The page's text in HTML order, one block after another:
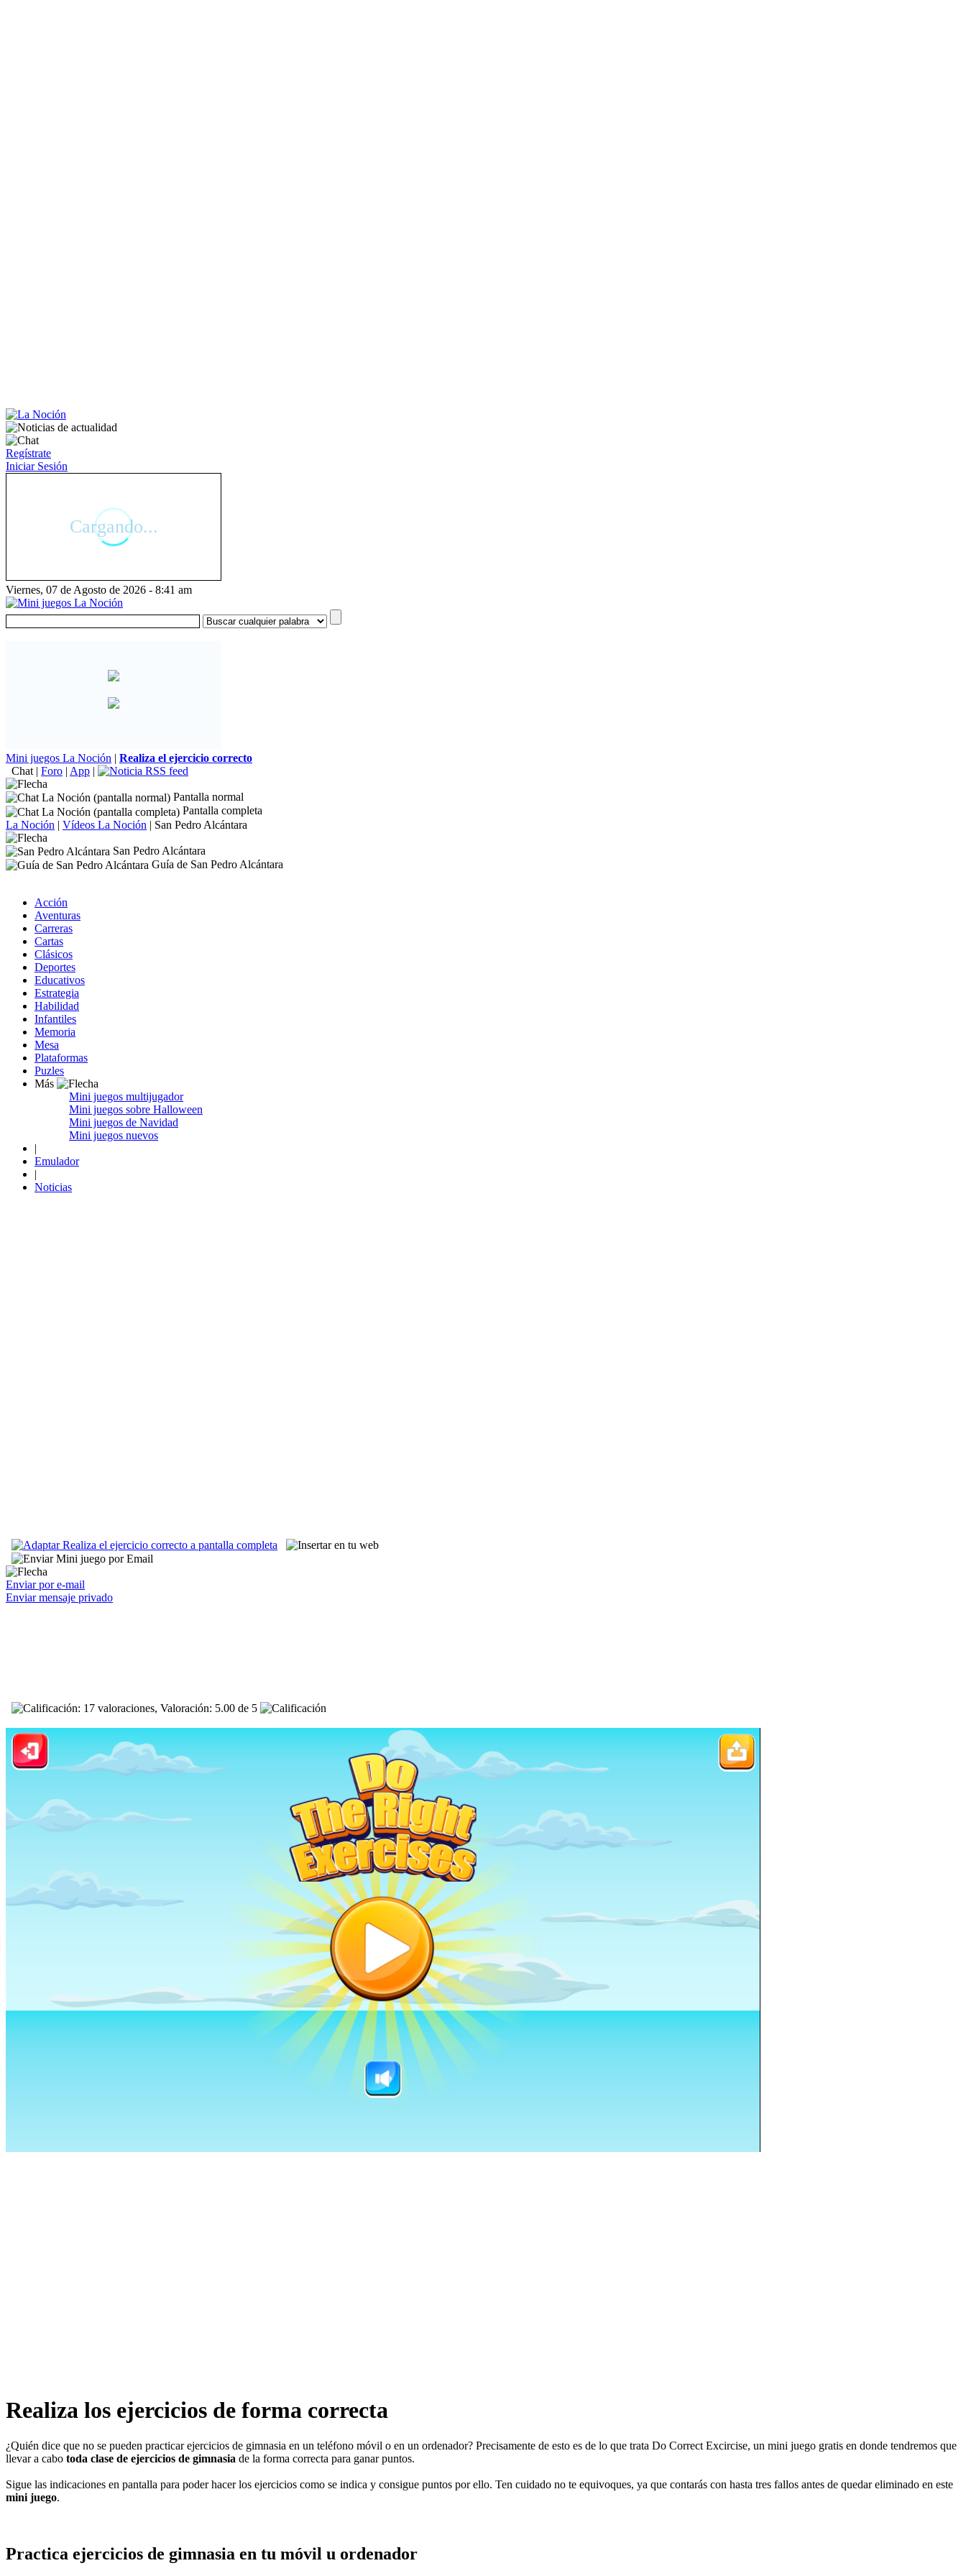
Regístrate
Iniciar Sesión
Viernes, 07 de Agosto de 2026 - 8:41 am
Mini juegos La Noción | Realiza el ejercicio correcto
Chat | Foro | App |
Pantalla normal
Pantalla completa
La Noción | Vídeos La Noción | San Pedro Alcántara
San Pedro Alcántara
Guía de San Pedro Alcántara
Acción
Aventuras
Carreras
Cartas
Clásicos
Deportes
Educativos
Estrategia
Habilidad
Infantiles
Memoria
Mesa
Plataformas
Puzles
Más
Mini juegos multijugador
Mini juegos sobre Halloween
Mini juegos de Navidad
Mini juegos nuevos
|
Emulador
|
Noticias
Enviar por e-mail
Enviar mensaje privado
Realiza los ejercicios de forma correcta
¿Quién dice que no se pueden practicar ejercicios de gimnasia en un teléfono móvil o en un ordenador? Precisamente de esto es de lo que trata Do Correct Excircise, un mini juego gratis en donde tendremos que
llevar a cabo toda clase de ejercicios de gimnasia de la forma correcta para ganar puntos.
Sigue las indicaciones en pantalla para poder hacer los ejercicios como se indica y consigue puntos por ello. Ten cuidado no te equivoques, ya que contarás con hasta tres fallos antes de quedar eliminado en este
mini juego.
Practica ejercicios de gimnasia en tu móvil u ordenador